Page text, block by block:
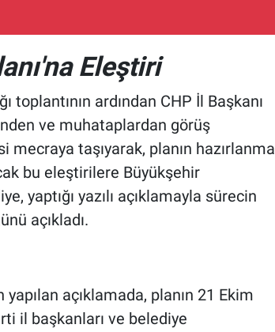
Eleştiri
toplantının ardından CHP İl Başkanı
ve muhataplardan görüş
mecraya taşıyarak, planın hazırlanma
bu eleştirilere Büyükşehir
yaptığı yazılı açıklamayla sürecin
açıkladı.
açıklamada, planın 21 Ekim
il başkanları ve belediye